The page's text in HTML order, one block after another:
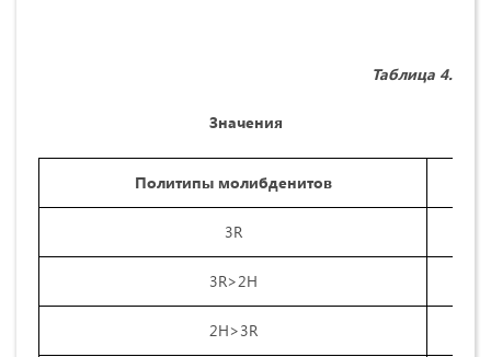
Таблица 4.
Значения
Политипы молибденитов
3R
3R>2H
2H>3R